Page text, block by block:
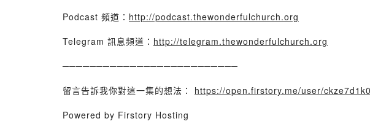
Podcast 頻道： http://podcast.thewonderfulchurch.org
Telegram 訊息頻道： http://telegram.thewonderfulchurch.org
──────────────────────────
留言告訴我你對這一集的想法： https://open.firstory.me/user/
Powered by Firstory Hosting